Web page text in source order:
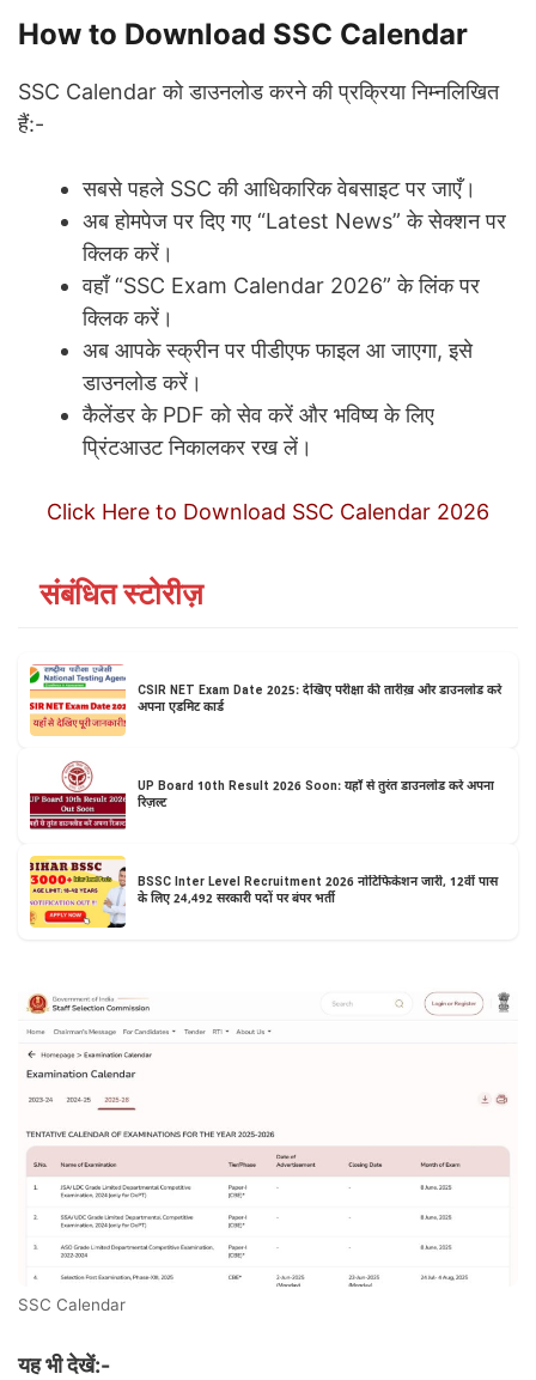
How to Download SSC Calendar
SSC Calendar को डाउनलोड करने की प्रक्रिया निम्नलिखित
हैं:-
सबसे पहले SSC की आधिकारिक वेबसाइट पर जाएँ।
अब होमपेज पर दिए गए “Latest News” के सेक्शन पर
क्लिक करें।
वहाँ “SSC Exam Calendar 2026” के लिंक पर
क्लिक करें।
अब आपके स्क्रीन पर पीडीएफ फाइल आ जाएगा, इसे
डाउनलोड करें।
कैलेंडर के PDF को सेव करें और भविष्य के लिए
प्रिंटआउट निकालकर रख लें।
Click Here to Download SSC Calendar 2026
संबंधित स्टोरीज़
CSIR NET Exam Date 2025: देखिए परीक्षा की तारीख़ और डाउनलोड करें
अपना एडमिट कार्ड
UP Board 10th Result 2026 Soon: यहाँ से तुरंत डाउनलोड करें अपना
रिज़ल्ट
BSSC Inter Level Recruitment 2026 नोटिफिकेशन जारी, 12वीं पास
के लिए 24,492 सरकारी पदों पर बंपर भर्ती
SSC Calendar
यह भी देखें:-